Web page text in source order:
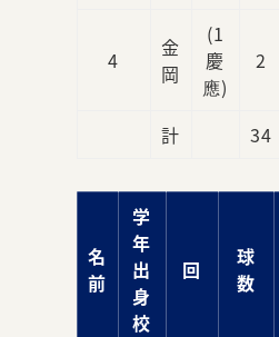
4
金
岡
(1
慶
應)
2
計 34
名
前
学
年
出
身
校
回
球
数